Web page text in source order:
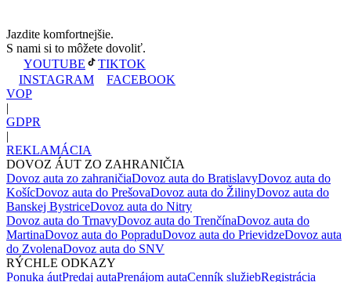
Jazdite komfortnejšie.
S nami si to môžete dovoliť.
YOUTUBE
TIKTOK
INSTAGRAM
FACEBOOK
VOP
GDPR
REKLAMÁCIA
DOVOZ ÁUT ZO ZAHRANIČIA
Dovoz auta zo zahraničiaDovoz auta do BratislavyDovoz auta do
KošícDovoz auta do PrešovaDovoz auta do ŽilinyDovoz auta do
Banskej BystriceDovoz auta do Nitry
Dovoz auta do TrnavyDovoz auta do TrenčínaDovoz auta do
MartinaDovoz auta do PopraduDovoz auta do PrievidzeDovoz auta
do ZvolenaDovoz auta do SNV
RÝCHLE ODKAZY
Ponuka áutPredaj autaPrenájom autaCenník služiebRegistrácia